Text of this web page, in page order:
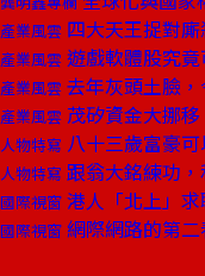
產業風雲 四大天王捉對
產業風雲 遊戲軟體股究
產業風雲 去年灰頭土臉
產業風雲 茂矽資金大挪
人物特寫 八十三歲富豪
人物特寫 跟翁大銘練功
國際視窗 港人「北上」
國際視窗 網際網路的第